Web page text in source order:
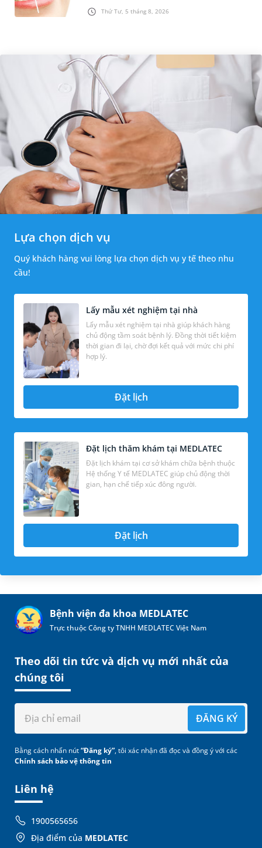
Thứ Tư, 5 tháng 8, 2026
nhiều người lại băn khoăn về tình trạng răng bị
vàng ố, xỉn màu sau kh...
Lựa chọn dịch vụ
Quý khách hàng vui lòng lựa chọn dịch vụ y tế theo nhu
cầu!
Lấy mẫu xét nghiệm tại nhà
Lấy mẫu xét nghiệm tại nhà giúp khách hàng
chủ động tầm soát bệnh lý. Đồng thời tiết kiệm
thời gian đi lại, chờ đợi kết quả với mức chi phí
hợp lý.
Đặt lịch
Đặt lịch thăm khám tại MEDLATEC
Đặt lịch khám tại cơ sở khám chữa bệnh thuộc
Hệ thống Y tế MEDLATEC giúp chủ động thời
gian, hạn chế tiếp xúc đông người.
Đặt lịch
Bệnh viện đa khoa MEDLATEC
Trực thuộc Công ty TNHH MEDLATEC Việt Nam
Liên hệ
1900565656
Địa điểm của MEDLATEC
Theo dõi tin tức và dịch vụ mới nhất của
chúng tôi
ĐĂNG KÝ
Bằng cách nhấn nút“Đăng ký”, tôi xác nhận đã đọc và đồng ý với các
Chính sách bảo vệ thông tin